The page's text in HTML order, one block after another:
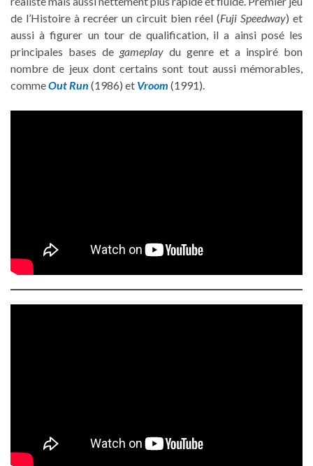
de l’Histoire à recréer un circuit bien réel (Fuji Speedway) et
aussi à figurer un tour de qualification, il a ainsi posé les
principales bases de gameplay du genre et a inspiré bon
nombre de jeux dont certains sont tout aussi mémorables,
commeOut Run (1986) et Vroom (1991).